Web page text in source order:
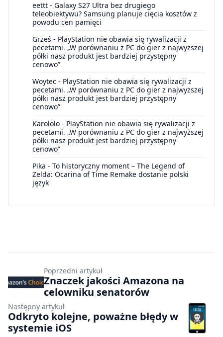
eettt - Galaxy S27 Ultra bez drugiego
teleobiektywu? Samsung planuje cięcia kosztów z
powodu cen pamięci
Grześ - PlayStation nie obawia się rywalizacji z
pecetami. „W porównaniu z PC do gier z najwyższej
półki nasz produkt jest bardziej przystępny
cenowo”
Woytec - PlayStation nie obawia się rywalizacji z
pecetami. „W porównaniu z PC do gier z najwyższej
półki nasz produkt jest bardziej przystępny
cenowo”
Karololo - PlayStation nie obawia się rywalizacji z
pecetami. „W porównaniu z PC do gier z najwyższej
półki nasz produkt jest bardziej przystępny
cenowo”
Pika - To historyczny moment – The Legend of
Zelda: Ocarina of Time Remake dostanie polski
język
Poprzedni artykuł
Znaczek jakości Amazona na
celowniku senatorów
Następny artykuł
Odkryto kolejne, poważne błędy w
systemie iOS